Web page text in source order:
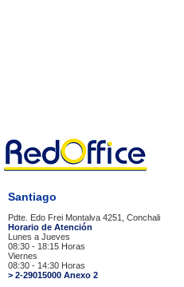
Santiago
Pdte. Edo Frei Montalva 4251, Conchali
Horario de Atención
Lunes a Jueves
08:30 - 18:15 Horas
Viernes
08:30 - 14:30 Horas
> 2-29015000 Anexo 2